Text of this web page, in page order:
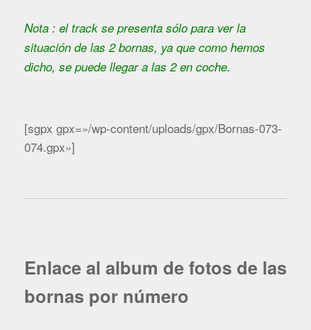
Nota : el track se presenta sólo para ver la
situación de las 2 bornas, ya que como hemos
dicho, se puede llegar a las 2 en coche.
[sgpx gpx=»/wp-content/uploads/gpx/Bornas-073-
074.gpx»]
Enlace al album de fotos de las
bornas por número